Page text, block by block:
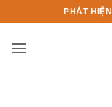
qua
nội
PHÁT